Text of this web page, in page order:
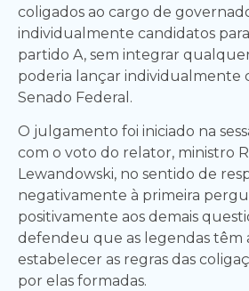
coligados ao cargo de
individualmente candidatos para
partido A, sem integrar
poderia lançar individualmente
Senado Federal.
O julgamento foi iniciado na
com o voto do relator, ministro
Lewandowski, no sentido de
negativamente à primeira
positivamente aos demais
defendeu que as legendas têm
estabelecer as regras das
por elas formadas.